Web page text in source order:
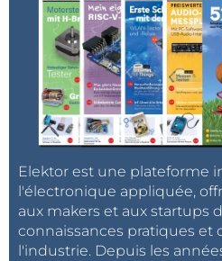
Elektor est une plateforme
l'électronique appliquée,
aux makers et aux startups
connaissances pratiques et
l'industrie. Depuis les